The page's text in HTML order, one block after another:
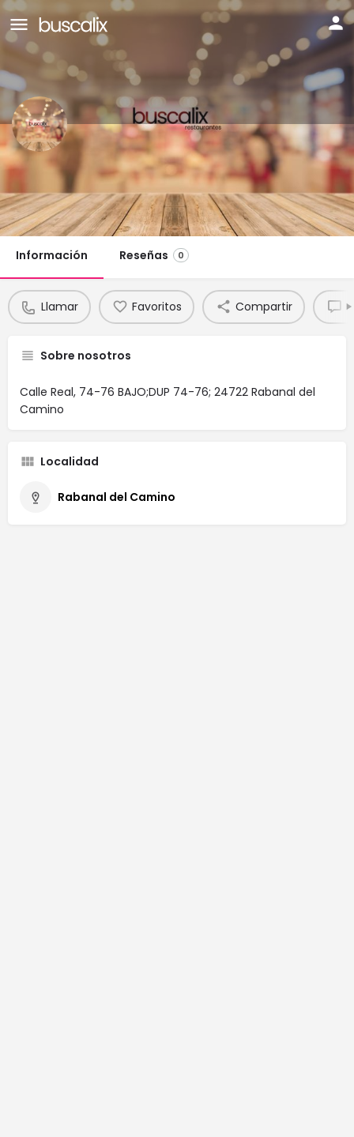
Restaurante El Refugio
Teléfono:
987 631 592 Llamar Chat
Información Reseñas 0
Llamar Favoritos Compartir
Sobre nosotros
Calle Real, 74-76 BAJO;DUP 74-76; 24722 Rabanal del
Camino
Localidad
Rabanal del Camino